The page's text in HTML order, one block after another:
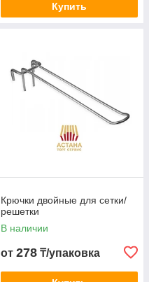
Купить
Крючки двойные для сетки/
решетки
В наличии
от 278 ₸/упаковка